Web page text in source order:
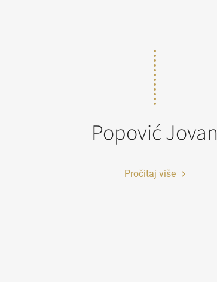
Popović Jovan
Pročitaj više